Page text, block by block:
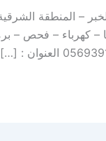
– كهرباء –